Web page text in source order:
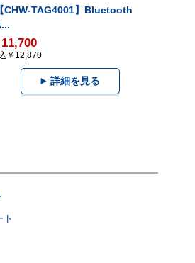
【CHW-TAG4001】Bluetooth
11,700
￥12,870
詳細を見る
ト